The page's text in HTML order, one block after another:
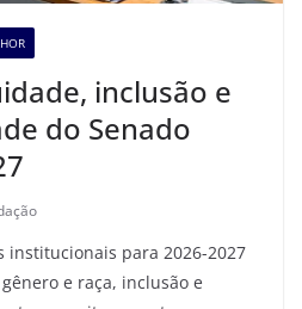
inclusão e
do Senado
institucionais para 2026-2027
e raça, inclusão e